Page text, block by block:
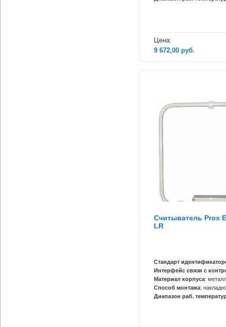
Цена:
9 672,00 руб.
Считыватель Prox
LR
Стандарт
Интерфейс связи с
Материал корпуса: металл
Способ монтажа:
Диапазон раб.